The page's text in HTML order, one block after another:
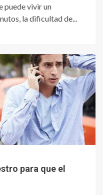
puede vivir un
la dificultad de...
para que el